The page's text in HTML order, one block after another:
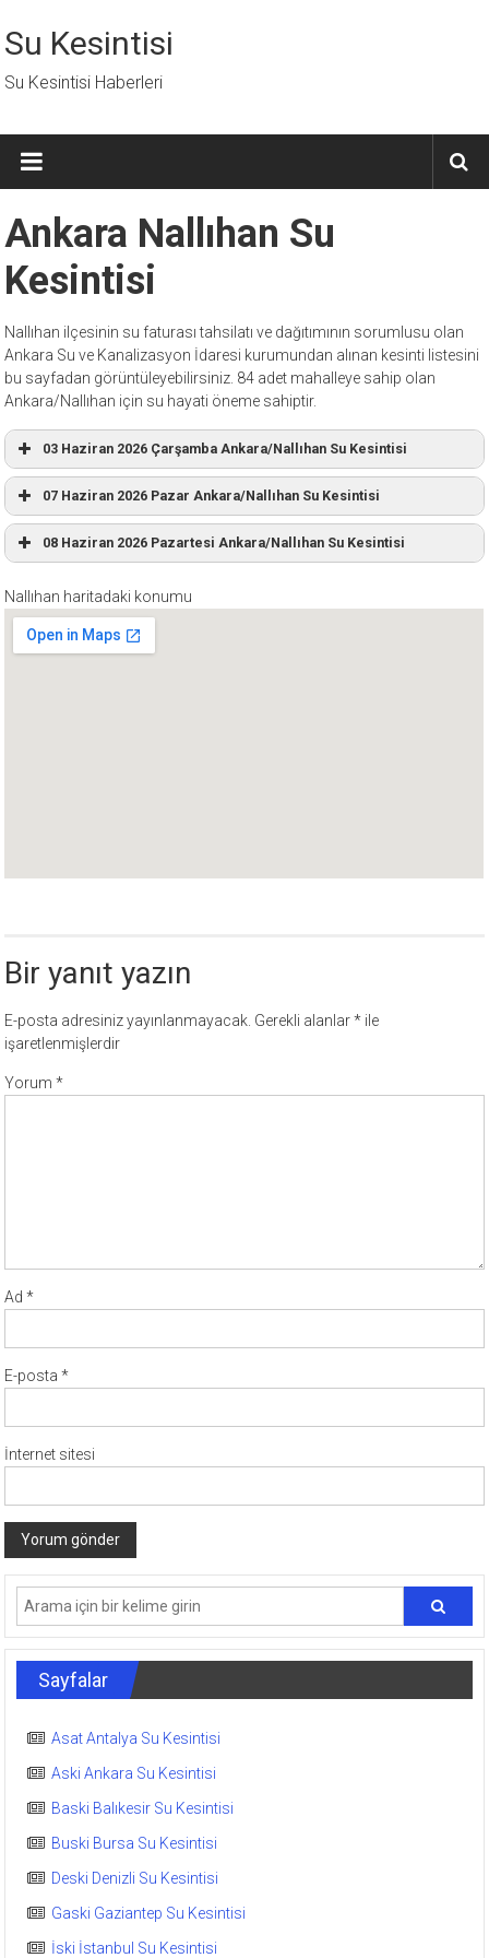
geç
Su Kesintisi
Su Kesintisi Haberleri
Ankara Nallıhan Su
Kesintisi
Nallıhan ilçesinin su faturası tahsilatı ve dağıtımının sorumlusu olan
Ankara Su ve Kanalizasyon İdaresi kurumundan alınan kesinti listesini
bu sayfadan görüntüleyebilirsiniz. 84 adet mahalleye sahip olan
Ankara/Nallıhan için su hayati öneme sahiptir.
03 Haziran 2026 Çarşamba Ankara/Nallıhan Su Kesintisi
07 Haziran 2026 Pazar Ankara/Nallıhan Su Kesintisi
08 Haziran 2026 Pazartesi Ankara/Nallıhan Su Kesintisi
Nallıhan haritadaki konumu
Bir yanıt yazın
E-posta adresiniz yayınlanmayacak. Gerekli alanlar* ile
işaretlenmişlerdir
Yorum*
Ad*
E-posta*
İnternet sitesi
Sayfalar
Asat Antalya Su Kesintisi
Aski Ankara Su Kesintisi
Baski Balıkesir Su Kesintisi
Buski Bursa Su Kesintisi
Deski Denizli Su Kesintisi
Gaski Gaziantep Su Kesintisi
İski İstanbul Su Kesintisi